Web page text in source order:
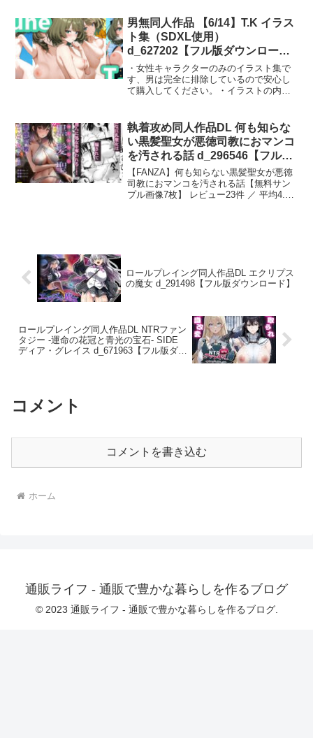
を倒すことができるのか…その他本作は
RPGツクールMZ製です。環境によっては
プレイできない可能性がございますの
で、体験版で動作確認を行っていただき
セーブデータは製品版に使用できませ
ん。ご了承ください。
け楽しんでいると、突然眠気に襲われ
る。…そして目を覚ますと男達に囲ま
れ、意識が朦朧としたままカラダも、心
も・・・それから一年後、佳苗は大きく
変わっていた。何よりも大切な「友達」
ができその影響で以前とはまるで違う自
信満々な姿をしている。今の佳苗には1年
前の男達にも負けないほどの心の強さが
81P（前半23P、後半58P）この漫画は自
身の単行本「ピリオド」に収録された同
名タイトル「友達」（16P）を元に作成
した同人版です
男無同人作品 【6/14】T.K イラス
ト集（SDXL使用）
d_627202【フル版ダウンロー
ド】
・女性キャラクターのみのイラスト集で
す、男は完全に排除しているので安心し
て購入してください。・イラストの内容
しています。・Normalのフォルダには万
人受けのイラスト Hardのフォルダにはマ
ニアックなイラストが入っています。
執着攻め同人作品DL 何も知らな
い黒髪聖女が悪徳司教におマンコ
を汚される話 d_296546【フル版
ダウンロード】
【FANZA】何も知らない黒髪聖女が悪徳
司教におマンコを汚される話【無料サン
プル画像7枚】 レビュー23件 ／ 平均4.17
ロールプレイング同人作品DL エクリプス
の魔女 d_291498【フル版ダウンロード】
ロールプレイング同人作品DL NTRファン
タジー -運命の花冠と青光の宝石- SIDE
ディア・グレイス d_671963【フル版ダウ
コメント
コメントを書き込む
ホーム
通販ライフ - 通販で豊かな暮らしを作るブログ
© 2023 通販ライフ - 通販で豊かな暮らしを作るブログ.